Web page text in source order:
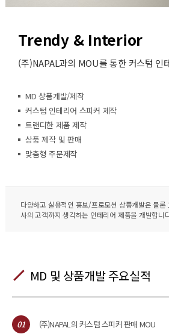
Trendy & Interior
(주)NAPAL과의 MOU를 통한 커스텀 인
MD 상품개발/제작
커스텀 인테리어 스피커 제작
트랜디한 제품 제작
상품 제작 및 판매
맞춤형 주문제작
다양하고 실용적인 홍보/프로모션 상품개발은 물
사의 고객까지 생각하는 인테리어 제품을 개발합니
MD 및 상품개발 주요실적
01 (주)NAPAL의 커스텀 스피커 판매 MOU